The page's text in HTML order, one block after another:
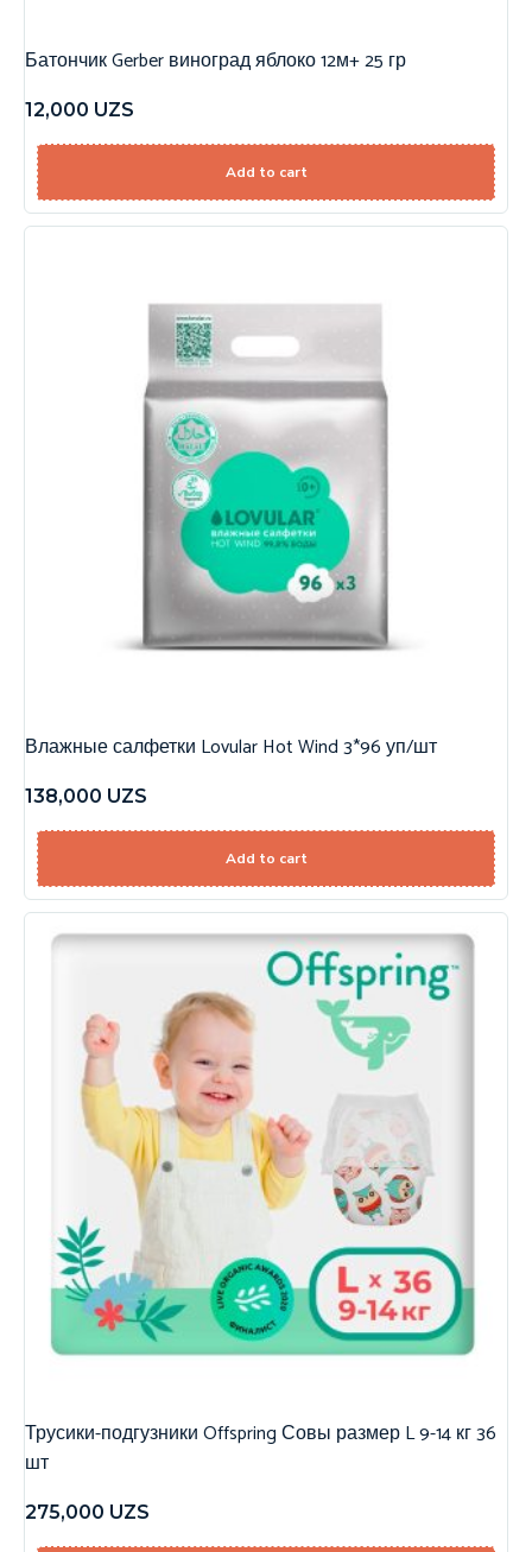
Батончик Gerber виноград яблоко 12м+ 25 гр
12,000 UZS
Add to cart
Влажные салфетки Lovular Hot Wind 3*96 уп/шт
138,000 UZS
Add to cart
Трусики-подгузники Offspring Совы размер L 9-14 кг 36
шт
275,000 UZS